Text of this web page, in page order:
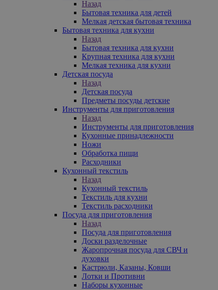
Назад
Бытовая техника для детей
Мелкая детская бытовая техника
Бытовая техника для кухни
Назад
Бытовая техника для кухни
Крупная техника для кухни
Мелкая техника для кухни
Детская посуда
Назад
Детская посуда
Предметы посуды детские
Инструменты для приготовления
Назад
Инструменты для приготовления
Кухонные принадлежности
Ножи
Обработка пищи
Расходники
Кухонный текстиль
Назад
Кухонный текстиль
Текстиль для кухни
Текстиль расходники
Посуда для приготовления
Назад
Посуда для приготовления
Доски разделочные
Жаропрочная посуда для СВЧ и
духовки
Кастрюли, Казаны, Ковши
Лотки и Противни
Наборы кухонные